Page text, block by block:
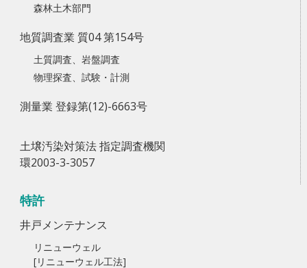
森林土木部門
地質調査業 質04 第154号
土質調査、岩盤調査
物理探査、試験・計測
測量業 登録第(12)-6663号
土壌汚染対策法 指定調査機関
環2003-3-3057
特許
井戸メンテナンス
リニューウェル
[リニューウェル工法]